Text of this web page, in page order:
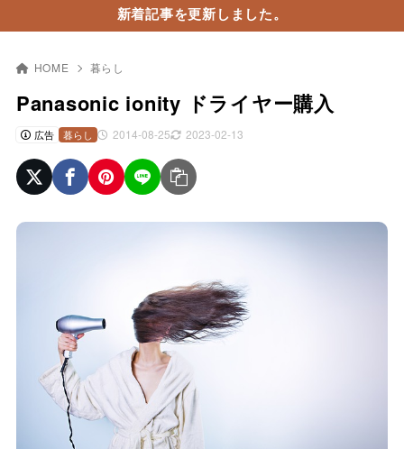
新着記事を更新しました。
HOME 暮らし
Panasonic ionity ドライヤー購入
広告 2014-08-25 2023-02-13
暮らし